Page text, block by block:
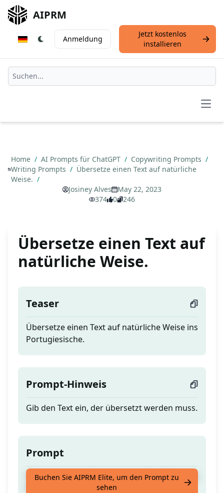
AIPRM
Anmeldung
Jetzt kostenlos
installieren
Home / AI Prompts für ChatGPT / Copywriting Prompts /
Writing Prompts / Übersetze einen Text auf natürliche
Weise. /
Josiney Alves
May 22, 2023
374
0 246
Übersetze einen Text auf
natürliche Weise.
Teaser
Übersetze einen Text auf natürliche Weise ins
Portugiesische.
Prompt-Hinweis
Gib den Text ein, der übersetzt werden muss.
Prompt
Übersetze einen Text auf natürliche Weise ins
Buchen Sie AIPRM Elite, um den Prompt zu
sehen